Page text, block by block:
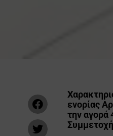
ενορίας
την αγορά